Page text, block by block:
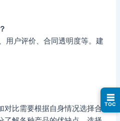
用户评价、合同透明度等。建
对比需要根据自身情况选择合
☰
TOC